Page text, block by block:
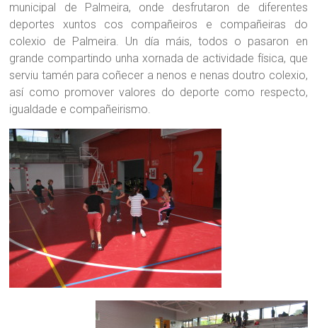
municipal de Palmeira, onde desfrutaron de diferentes
deportes xuntos cos compañeiros e compañeiras do
colexio de Palmeira. Un día máis, todos o pasaron en
grande compartindo unha xornada de actividade física, que
serviu tamén para coñecer a nenos e nenas doutro colexio,
así como promover valores do deporte como respecto,
igualdade e compañeirismo.